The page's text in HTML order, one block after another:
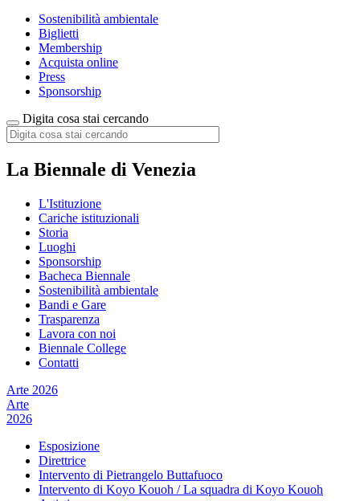
Sostenibilità ambientale
Biglietti
Membership
Acquista online
Press
Sponsorship
Digita cosa stai cercando
La Biennale di Venezia
L'Istituzione
Cariche istituzionali
Storia
Luoghi
Sponsorship
Bacheca Biennale
Sostenibilità ambientale
Bandi e Gare
Trasparenza
Lavora con noi
Biennale College
Contatti
Arte 2026
Arte
2026
Esposizione
Direttrice
Intervento di Pietrangelo Buttafuoco
Intervento di Koyo Kouoh / La squadra di Koyo Kouoh